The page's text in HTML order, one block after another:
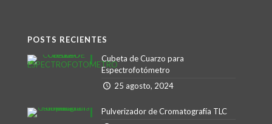
POSTS RECIENTES
Cubeta de Cuarzo para
Espectrofotómetro
25 agosto, 2024
Pulverizador de Cromatografía TLC